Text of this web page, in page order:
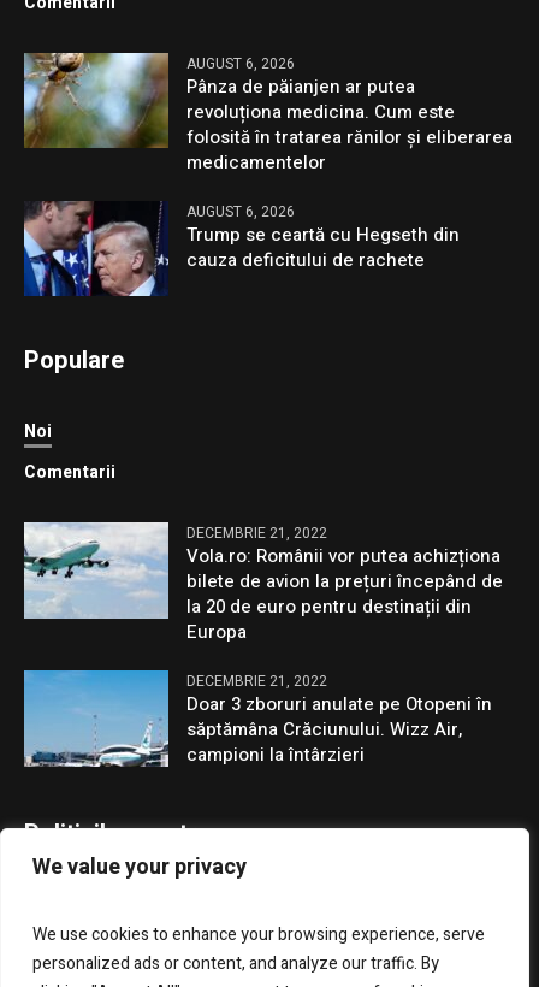
We value your privacy
We use cookies to enhance your browsing experience, serve
personalized ads or content, and analyze our traffic. By
AUGUST 6, 2026
Pânza de păianjen ar putea
revoluționa medicina. Cum este
folosită în tratarea rănilor și eliberarea
medicamentelor
AUGUST 6, 2026
Trump se ceartă cu Hegseth din
cauza deficitului de rachete
Populare
Noi
Comentarii
DECEMBRIE 21, 2022
Vola.ro: Românii vor putea achizționa
bilete de avion la prețuri începând de
la 20 de euro pentru destinații din
Europa
DECEMBRIE 21, 2022
Doar 3 zboruri anulate pe Otopeni în
săptămâna Crăciunului. Wizz Air,
campioni la întârzieri
Politicile noastre
GDPR